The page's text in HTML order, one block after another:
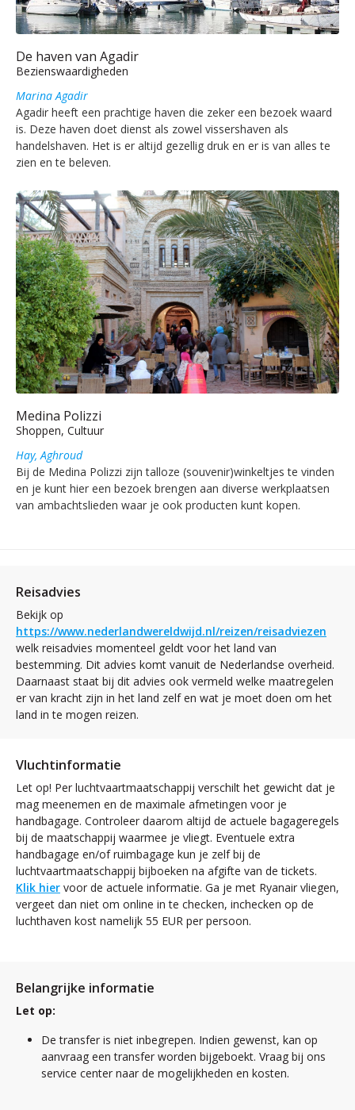
De haven van Agadir
Bezienswaardigheden
Marina Agadir
Agadir heeft een prachtige haven die zeker een bezoek waard
is. Deze haven doet dienst als zowel vissershaven als
handelshaven. Het is er altijd gezellig druk en er is van alles te
zien en te beleven.
Medina Polizzi
Shoppen, Cultuur
Hay, Aghroud
Bij de Medina Polizzi zijn talloze (souvenir)winkeltjes te vinden
en je kunt hier een bezoek brengen aan diverse werkplaatsen
van ambachtslieden waar je ook producten kunt kopen.
Reisadvies
Bekijk op
https://www.nederlandwereldwijd.nl/reizen/reisadviezen
welk reisadvies momenteel geldt voor het land van
bestemming. Dit advies komt vanuit de Nederlandse overheid.
Daarnaast staat bij dit advies ook vermeld welke maatregelen
er van kracht zijn in het land zelf en wat je moet doen om het
land in te mogen reizen.
Vluchtinformatie
Let op! Per luchtvaartmaatschappij verschilt het gewicht dat je
mag meenemen en de maximale afmetingen voor je
handbagage. Controleer daarom altijd de actuele bagageregels
bij de maatschappij waarmee je vliegt. Eventuele extra
handbagage en/of ruimbagage kun je zelf bij de
luchtvaartmaatschappij bijboeken na afgifte van de tickets.
Klik hier voor de actuele informatie. Ga je met Ryanair vliegen,
vergeet dan niet om online in te checken, inchecken op de
luchthaven kost namelijk 55 EUR per persoon.
Belangrijke informatie
Let op:
De transfer is niet inbegrepen. Indien gewenst, kan op
aanvraag een transfer worden bijgeboekt. Vraag bij ons
service center naar de mogelijkheden en kosten.